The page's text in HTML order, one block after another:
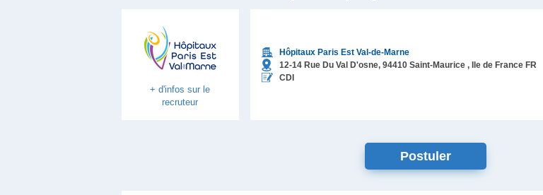
+ d'infos sur le
recruteur
Hôpitaux Paris Est Val-de-Marne
12-14 Rue Du Val D'osne, 94410 Saint-Maurice , Ile de France FR
CDI
Postuler